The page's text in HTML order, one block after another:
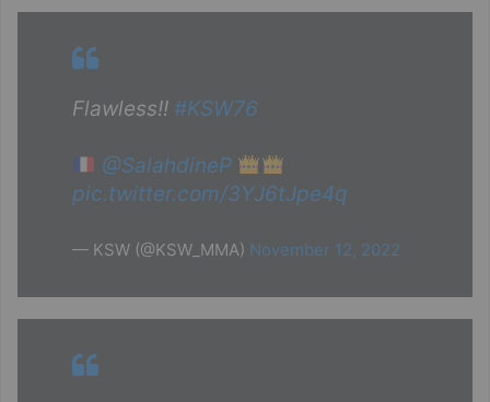
Flawless!! #KSW76
@SalahdineP
pic.twitter.com/3YJ6tJpe4q
— KSW (@KSW_MMA) November 12, 2022